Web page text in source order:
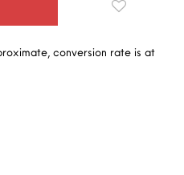
conversion rate is at